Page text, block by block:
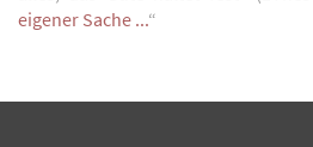
eigener Sache ...“